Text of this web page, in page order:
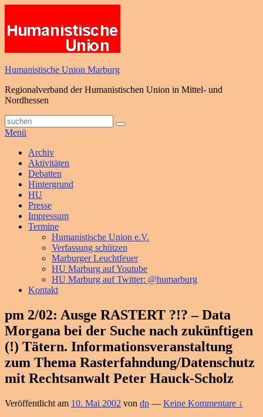
springen
Humanistische Union Marburg
Regionalverband der Humanistischen Union in Mittel- und
Nordhessen
Suche
nach:
Suchen
Menü
Primäres
Menü
Archiv
Aktivitäten
Debatten
Hintergrund
HU
Presse
Impressum
Termine
Humanistische Union e.V.
Verfassung schützen
Marburger Leuchtfeuer
HU Marburg auf Youtube
HU Marburg auf Twitter: @humarburg
Kontakt
pm 2/02: Ausge RASTERT ?!? – Data
Morgana bei der Suche nach zukünftigen
(!) Tätern. Informationsveranstaltung
zum Thema Rasterfahndung/Datenschutz
mit Rechtsanwalt Peter Hauck-Scholz
Veröffentlicht am 10. Mai 2002 von dp — Keine Kommentare ↓